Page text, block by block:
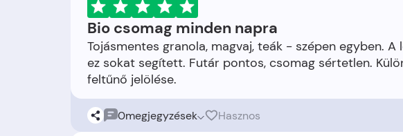
Bio csomag minden napra
Tojásmentes granola, magvaj, teák - szépen egyben.
ez sokat segített. Futár pontos, csomag sértetlen.
0megjegyzések Hasznos